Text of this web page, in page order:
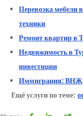
Перевозка мебели
техники
Ремонт квартир в
Недвижимость в
инвестиции
Иммиграция: ВНЖ,
Ещё услуги по теме: